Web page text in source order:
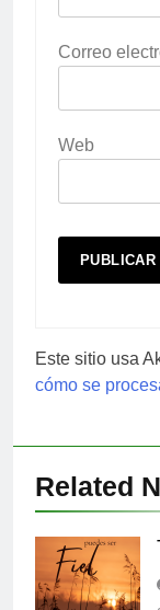
Correo
Web
Este sitio usa
cómo se
Related